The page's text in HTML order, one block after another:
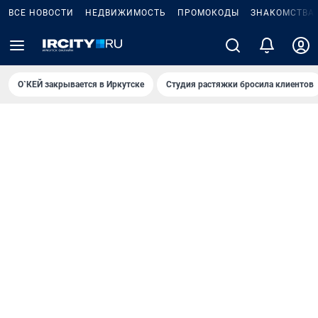
ВСЕ НОВОСТИ НЕДВИЖИМОСТЬ ПРОМОКОДЫ ЗНАКОМСТВА
О`КЕЙ закрывается в Иркутске Студия растяжки бросила клиентов